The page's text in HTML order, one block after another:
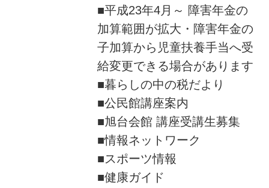
■平成23年4月～ 障害年金の
加算範囲が拡大・障害年金の
子加算から児童扶養手当へ受
給変更できる場合があります
■暮らしの中の税だより
■公民館講座案内
■旭台会館 講座受講生募集
■情報ネットワーク
■スポーツ情報
■健康ガイド